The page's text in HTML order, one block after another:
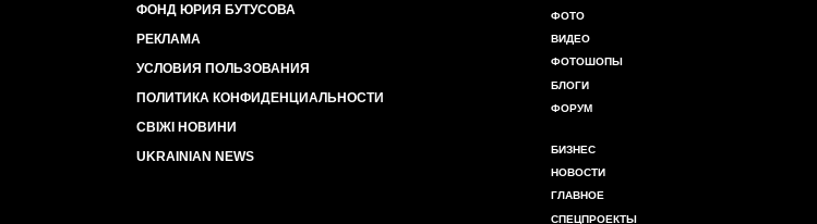
ФОНД ЮРИЯ БУТУСОВА
РЕКЛАМА
УСЛОВИЯ ПОЛЬЗОВАНИЯ
ПОЛИТИКА КОНФИДЕНЦИАЛЬНОСТИ
СВІЖІ НОВИНИ
UKRAINIAN NEWS
ФОТО
ВИДЕО
ФОТОШОПЫ
БЛОГИ
ФОРУМ
БИЗНЕС
НОВОСТИ
ГЛАВНОЕ
СПЕЦПРОЕКТЫ